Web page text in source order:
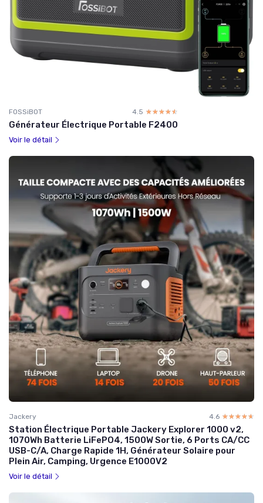
FOSSiBOT 4.5 ☆☆☆☆☆
★★★★★
Générateur Électrique Portable F2400
Voir le détail
Jackery 4.6 ☆☆☆☆☆
★★★★★
Station Électrique Portable Jackery Explorer 1000 v2,
1070Wh Batterie LiFePO4, 1500W Sortie, 6 Ports CA/CC
USB-C/A, Charge Rapide 1H, Générateur Solaire pour
Plein Air, Camping, Urgence E1000V2
Voir le détail